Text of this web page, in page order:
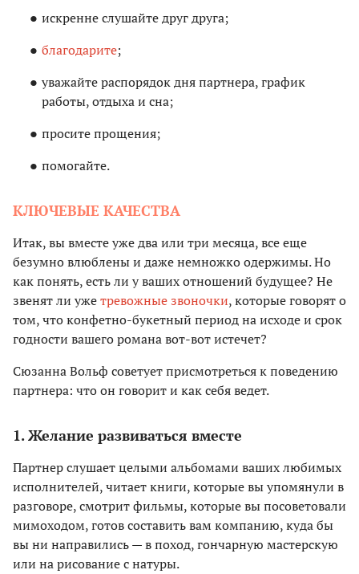
искренне слушайте друг друга;
благодарите;
уважайте распорядок дня партнера, график
работы, отдыха и сна;
просите прощения;
помогайте.
КЛЮЧЕВЫЕ КАЧЕСТВА
Итак, вы вместе уже два или три месяца, все еще
безумно влюблены и даже немножко одержимы. Но
как понять, есть ли у ваших отношений будущее? Не
звенят ли ужетревожные звоночки, которые говорят о
том, что конфетно-букетный период на исходе и срок
годности вашего романа вот-вот истечет?
Сюзанна Вольф советует присмотреться к поведению
партнера: что он говорит и как себя ведет.
1. Желание развиваться вместе
Партнер слушает целыми альбомами ваших любимых
исполнителей, читает книги, которые вы упомянули в
разговоре, смотрит фильмы, которые вы посоветовали
мимоходом, готов составить вам компанию, куда бы
вы ни направились — в поход, гончарную мастерскую
или на рисование с натуры.